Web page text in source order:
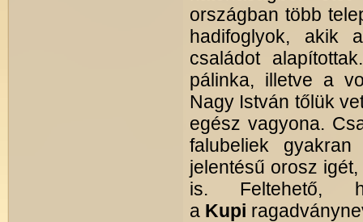
országban több
hadifoglyok, akik
családot
pálinka, illetve a
Nagy István tőlük
egész vagyona.
falubeliek
jelentésű orosz
is. Feltehető,
a Kupi